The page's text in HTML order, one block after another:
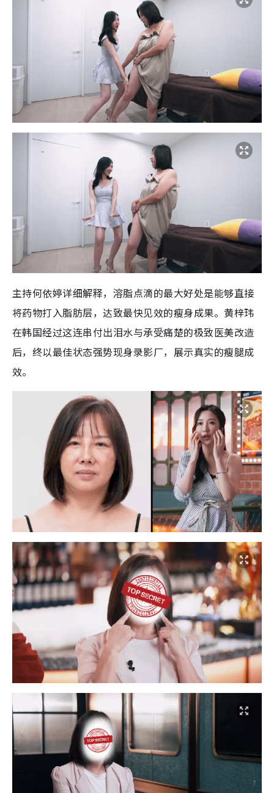
主持何依婷详细解释，溶脂点滴的最大好处是能够直接
将药物打入脂肪层，达致最快见效的瘦身成果。黄梓玮
在韩国经过这连串付出泪水与承受痛楚的极致医美改造
后，终以最佳状态强势现身录影厂，展示真实的瘦腿成
效。